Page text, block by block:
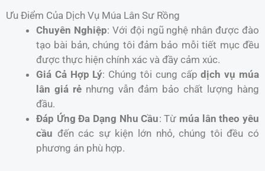
Ưu Điểm Của Dịch Vụ Múa Lân Sư Rồng
Chuyên Nghiệp: Với đội ngũ nghệ nhân được đào
tạo bài bản, chúng tôi đảm bảo mỗi tiết mục đều
được thực hiện chính xác và đầy cảm xúc.
Giá Cả Hợp Lý: Chúng tôi cung cấpdịch vụ múa
lân giá rẻ nhưng vẫn đảm bảo chất lượng hàng
đầu.
Đáp Ứng Đa Dạng Nhu Cầu: Từ múa lân theo yêu
cầu đến các sự kiện lớn nhỏ, chúng tôi đều có
phương án phù hợp.